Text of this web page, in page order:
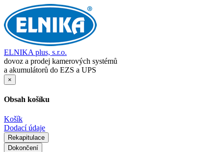
ELNIKA plus, s.r.o.
dovoz a prodej kamerových systémů
a akumulátorů do EZS a UPS
×
Obsah košíku
Košík
Dodací údaje
Rekapitulace
Dokončení